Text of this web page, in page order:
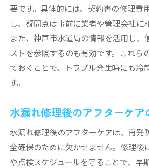
要です。具体的には、契約書の修理費
し、疑問点は事前に業者や管理会社に
また、神戸市水道局の情報を活用し、
ストを参照するのも有効です。これら
ておくことで、トラブル発生時にも冷
す。
水漏れ修理後のアフターケア
水漏れ修理後のアフターケアは、再発
全確保のために欠かせません。修理後
や点検スケジュールを守ることで、早